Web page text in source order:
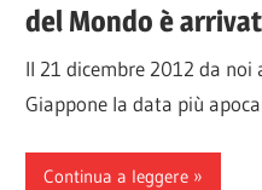
del Mondo è
Il 21 dicembre 2012 da
Giappone la data più
Continua a leggere